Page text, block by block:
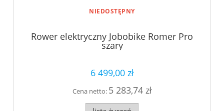
NIEDOSTĘPNY
Rower elektryczny Jobobike Romer Pro
szary
6 499,00 zł
Cena netto: 5 283,74 zł